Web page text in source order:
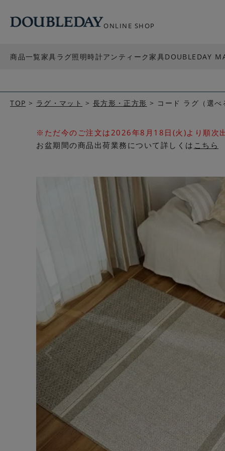
ONLINE SHOP
商品一覧家具ラグ照明時計アンティーク家具DOUBLEDAY
TOP ラグ・マット 長方形・正方形 コード ラグ（選
※ただ今のご注文は2026年8月18日(火)より順次
お盆期間の商品出荷業務について詳しくは こちら